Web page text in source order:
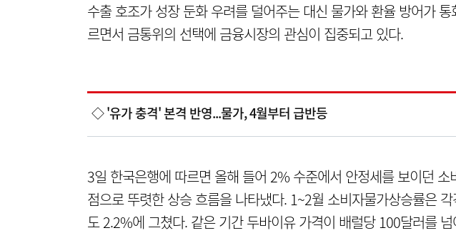
수출 호조가 성장 둔화 우려를 덜어주는 대신 물가와 환율 방어가
르면서 금통위의 선택에 금융시장의 관심이 집중되고 있다.
◇ '유가 충격' 본격 반영...물가, 4월부터 급반등
3일 한국은행에 따르면 올해 들어 2% 수준에서 안정세를 보이던 소
점으로 뚜렷한 상승 흐름을 나타냈다. 1~2월 소비자물가상승률은
도 2.2%에 그쳤다. 같은 기간 두바이유 가격이 배럴당 100달러를